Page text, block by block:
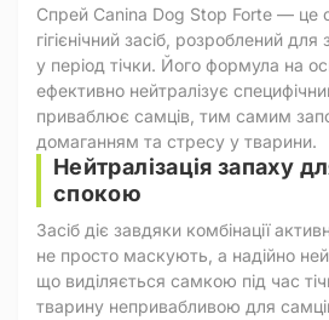
Спрей Canina Dog Stop Forte — це
гігієнічний засіб, розроблений
у період тічки. Його формула на
ефективно нейтралізує
приваблює самців, тим самим
домаганням та стресу у тварини.
Нейтралізація запаху
спокою
Засіб діє завдяки комбінації
не просто маскують, а надійно
що виділяється самкою під час
тварину непривабливою для